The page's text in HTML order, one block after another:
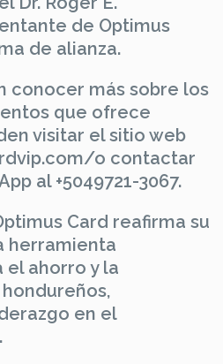
de Optimus
de alianza.
conocer más sobre los
que ofrece
visitar el sitio web
o contactar
al +5049721-3067.
Card reafirma su
herramienta
el ahorro y la
en el